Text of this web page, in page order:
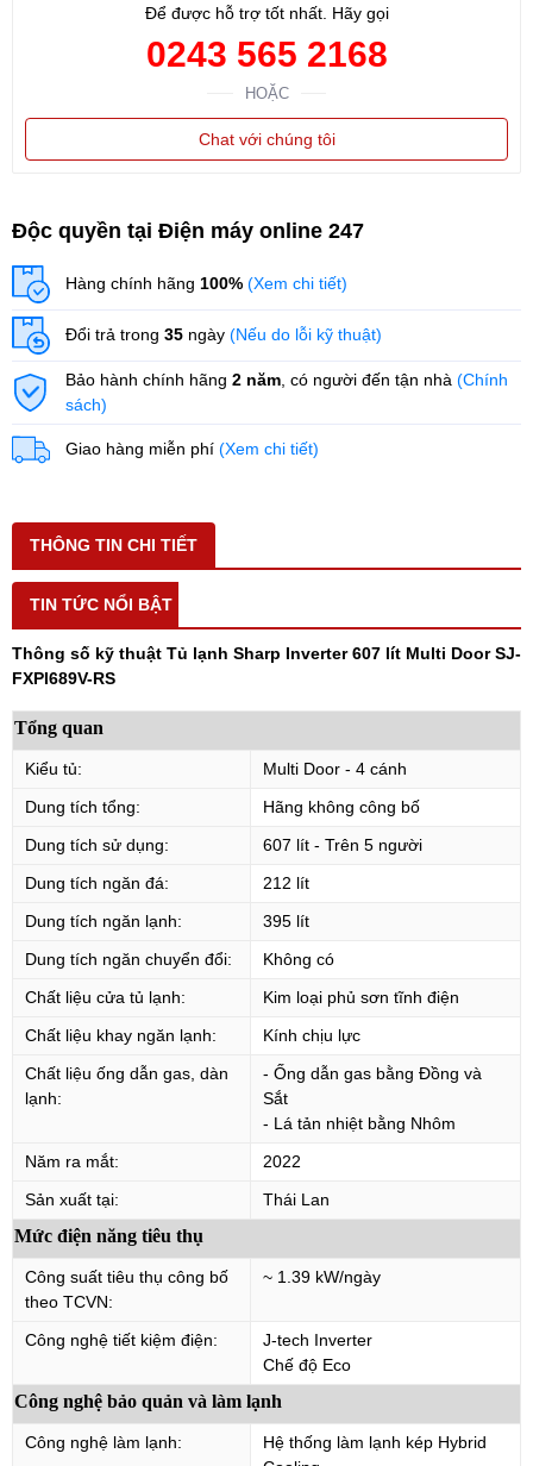
Để được hỗ trợ tốt nhất. Hãy gọi
0243 565 2168
HOẶC
Chat với chúng tôi
Độc quyền tại Điện máy online 247
Hàng chính hãng 100% (Xem chi tiết)
Đổi trả trong 35 ngày (Nếu do lỗi kỹ thuật)
Bảo hành chính hãng 2 năm , có người đến tận nhà (Chính
sách)
Giao hàng miễn phí (Xem chi tiết)
THÔNG TIN CHI TIẾT
TIN TỨC NỔI BẬT
Thông số kỹ thuật Tủ lạnh Sharp Inverter 607 lít Multi Door SJ-
FXPI689V-RS
Tổng quan
Kiểu tủ:
Multi Door - 4 cánh
Dung tích tổng:
Hãng không công bố
Dung tích sử dụng:
607 lít - Trên 5 người
Dung tích ngăn đá:
212 lít
Dung tích ngăn lạnh:
395 lít
Dung tích ngăn chuyển đổi:
Không có
Chất liệu cửa tủ lạnh:
Kim loại phủ sơn tĩnh điện
Chất liệu khay ngăn lạnh:
Kính chịu lực
Chất liệu ống dẫn gas, dàn
lạnh:
- Ống dẫn gas bằng Đồng và
Sắt
- Lá tản nhiệt bằng Nhôm
Năm ra mắt:
2022
Sản xuất tại:
Thái Lan
Mức điện năng tiêu thụ
Công suất tiêu thụ công bố
theo TCVN:
~ 1.39 kW/ngày
Công nghệ tiết kiệm điện:
J-tech Inverter
Chế độ Eco
Công nghệ bảo quản và làm lạnh
Công nghệ làm lạnh:
Hệ thống làm lạnh kép Hybrid